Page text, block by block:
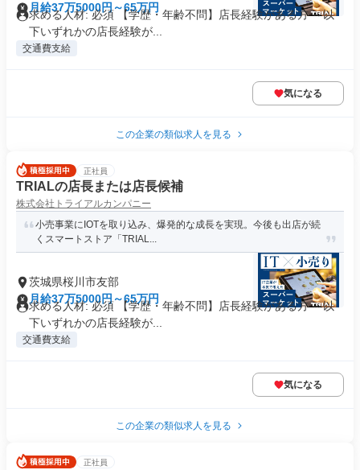
月給37万5000円～65万円
求める人材: 必須 【学歴・年齢不問】店長経験がある方 ～以
下いずれかの店長経験が...
交通費支給
気になる
この企業の類似求人を見る
正社員
TRIALの店長または店長候補
株式会社トライアルカンパニー
小売事業にIOTを取り込み、爆発的な成長を実現。今後も出店が続
くスマートストア「TRIAL...
茨城県桜川市友部
月給37万5000円～65万円
求める人材: 必須 【学歴・年齢不問】店長経験がある方 ～以
下いずれかの店長経験が...
交通費支給
気になる
この企業の類似求人を見る
正社員